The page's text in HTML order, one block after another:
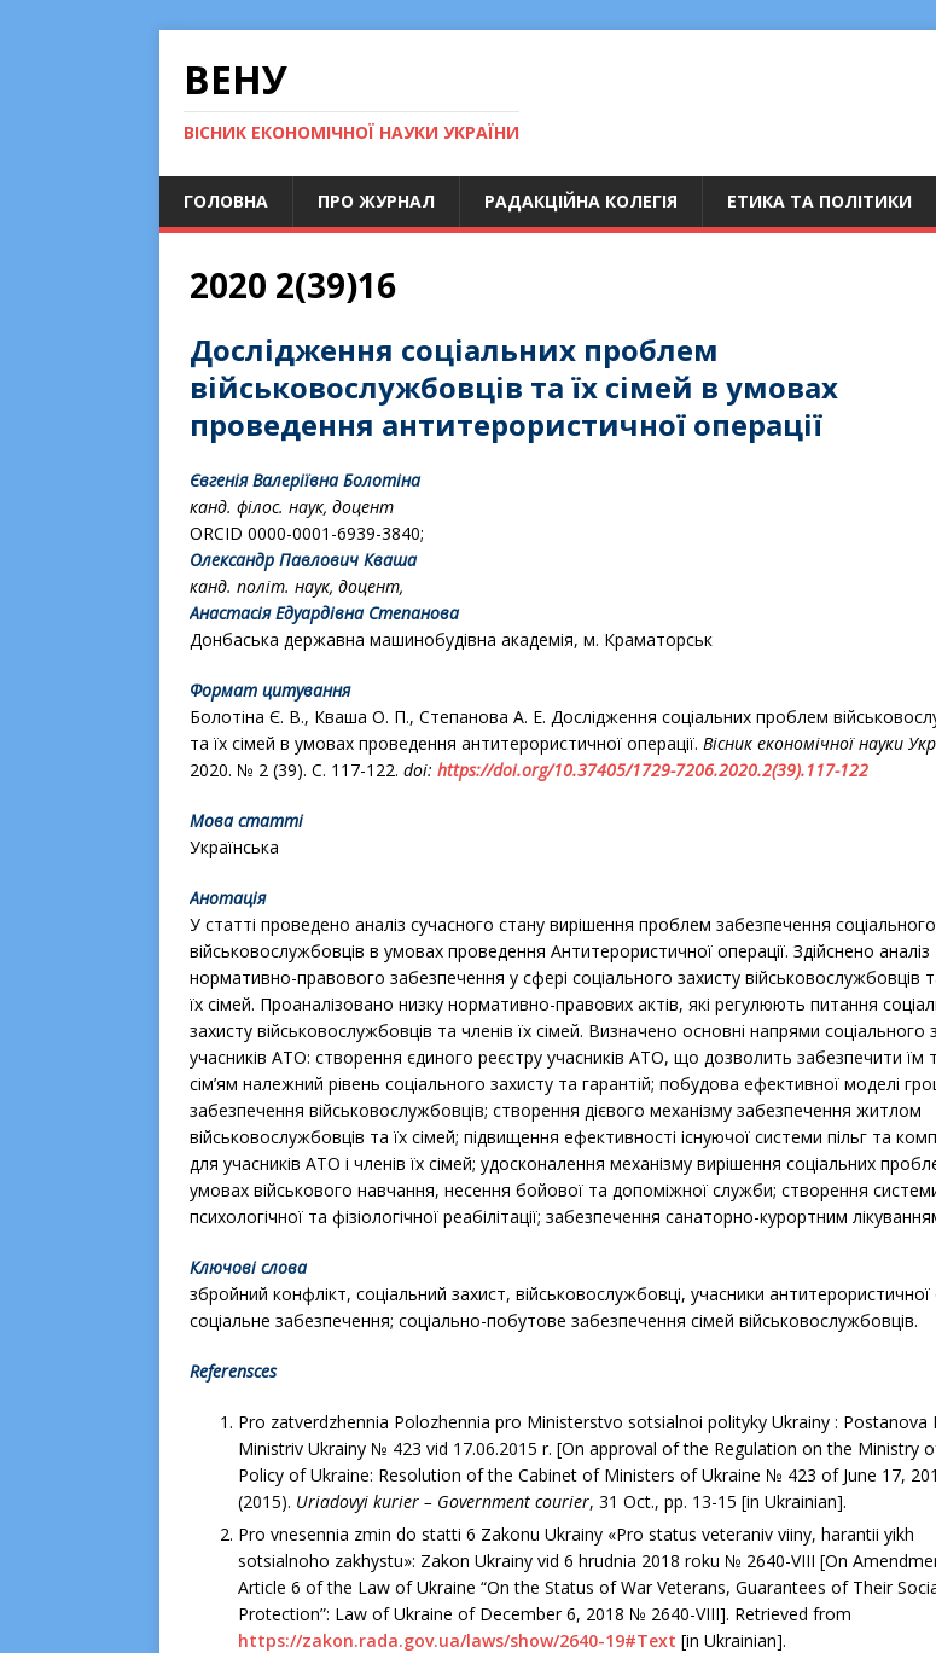
ВЕНУ
ВІСНИК ЕКОНОМІЧНОЇ НАУКИ УКРАЇНИ
ГОЛОВНА ПРО ЖУРНАЛ РАДАКЦІЙНА КОЛЕГІЯ ЕТИКА ТА ПОЛІТИКИ
2020 2(39)16
Дослідження соціальних проблем
військовослужбовців та їх сімей в умовах
проведення антитерористичної операції
Євгенія ВалеріївнаБолотіна
канд. філос. наук, доцент
ORCID 0000-0001-6939-3840;
Олександр Павлович Кваша
канд. політ. наук, доцент,
Анастасія Едуардівна Степанова
Донбаська державна машинобудівна академія, м. Краматорськ
Формат цитування
Болотіна Є. В., Кваша О. П., Степанова А. Е. Дослідження соціальних проблем
та їх сімей в умовах проведення антитерористичної операції. Вісник економічної науки
2020. № 2 (39). С. 117-122. doi: https://doi.org/10.37405/1729-7206.2020.2(39).117-122
Мова статті
Українська
Анотація
У статті проведено аналіз сучасного стану вирішення проблем забезпечення
військовослужбовців в умовах проведення Антитерористичної операції. Здійснено аналіз
нормативно-правового забезпечення у сфері соціального захисту військовослужбовців
їх сімей. Проаналізовано низку нормативно-правових актів, які регулюють питання
захисту військовослужбовців та членів їх сімей. Визначено основні напрями соціального
учасників АТО: створення єдиного реєстру учасників АТО, що дозволить забезпечити їм
сім’ям належний рівень соціального захисту та гарантій; побудова ефективної моделі
забезпечення військовослужбовців; створення дієвого механізму забезпечення житлом
військовослужбовців та їх сімей; підвищення ефективності існуючої системи пільг та
для учасників АТО і членів їх сімей; удосконалення механізму вирішення соціальних
умовах військового навчання, несення бойової та допоміжної служби; створення
психологічної та фізіологічної реабілітації; забезпечення санаторно-курортним
Ключові слова
збройний конфлікт, соціальний захист, військовослужбовці, учасники антитерористичної
соціальне забезпечення; соціально-побутове забезпечення сімей військовослужбовців.
Referensces
Pro zatverdzhennia Polozhennia pro Ministerstvo sotsialnoi polityky Ukrainy : Postanova
Ministriv Ukrainy № 423 vid 17.06.2015 r. [On approval of the Regulation on the Ministry
Policy of Ukraine: Resolution of the Cabinet of Ministers of Ukraine № 423 of June 17,
(2015). Uriadovyi kurier – Government courier, 31 Oct., рp. 13-15 [in Ukrainian].
Pro vnesennia zmin do statti 6 Zakonu Ukrainy «Pro status veteraniv viiny, harantii yikh
sotsialnoho zakhystu»: Zakon Ukrainy vid 6 hrudnia 2018 roku № 2640-VIII [On
Article 6 of the Law of Ukraine “On the Status of War Veterans, Guarantees of Their
Protection”: Law of Ukraine of December 6, 2018 № 2640-VIII]. Retrieved from
https://zakon.rada.gov.ua/laws/show/2640-19#Text [in Ukrainian].